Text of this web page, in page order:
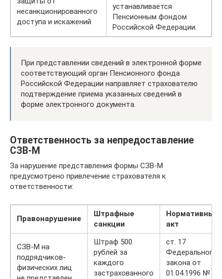
несанкционированного
доступа и искажений
устанавливается
Пенсионным фондом
Российской Федерации.
При представлении сведений в электронной форме
соответствующий орган Пенсионного фонда
Российской Федерации направляет страхователю
подтверждение приема указанных сведений в
форме электронного документа.
Ответственность за непредоставление
СЗВ-М
За нарушение представления формы СЗВ-М
предусмотрено привлечение страхователя к
ответственности:
Правонарушение
Штрафные
санкции
Нормативный
акт
СЗВ-М на
подрядчиков-
физических лиц
Штраф 500
рублей за
каждого
застрахованного
ст. 17
Федерального
закона от
01.04.1996 №